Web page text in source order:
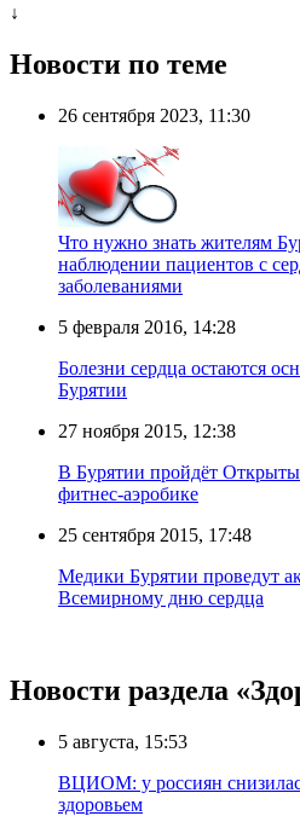
↓
Новости по теме
26 сентября 2023, 11:30
Что нужно знать жителям
наблюдении пациентов с
заболеваниями
5 февраля 2016, 14:28
Болезни сердца остаются
Бурятии
27 ноября 2015, 12:38
В Бурятии пройдёт
фитнес-аэробике
25 сентября 2015, 17:48
Медики Бурятии проведут
Всемирному дню сердца
Новости раздела
5 августа, 15:53
ВЦИОМ: у россиян
здоровьем